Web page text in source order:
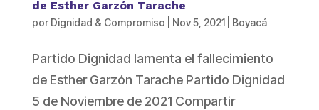
de Esther Garzón Tarache
por Dignidad & Compromiso Nov 5, 2021 Boyacá
Partido Dignidad lamenta el fallecimiento
de Esther Garzón Tarache Partido Dignidad
5 de Noviembre de 2021 Compartir